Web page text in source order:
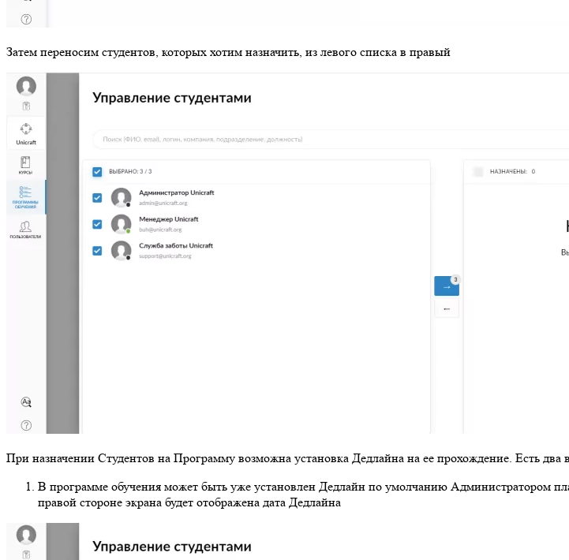
Затем переносим студентов, которых хотим назначить, из левого списка в правый
При назначении Студентов на Программу возможна установка Дедлайна на ее прохождение. Есть два
В программе обучения может быть уже установлен Дедлайн по умолчанию Администратором
правой стороне экрана будет отображена дата Дедлайна